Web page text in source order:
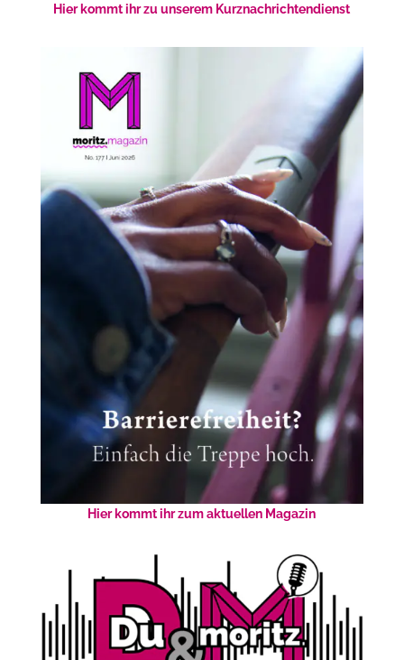
Hier kommt ihr zu unserem Kurznachrichtendienst
Hier kommt ihr zum aktuellen Magazin